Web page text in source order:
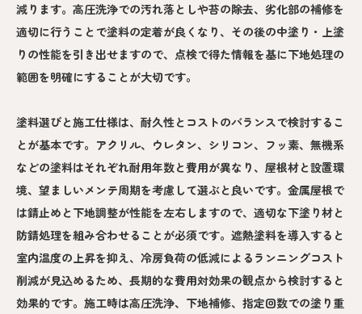
減ります。高圧洗浄での汚れ落としや苔の除去、劣化部の補修を
適切に行うことで塗料の定着が良くなり、その後の中塗り・上塗
りの性能を引き出せますので、点検で得た情報を基に下地処理の
範囲を明確にすることが大切です。
塗料選びと施工仕様は、耐久性とコストのバランスで検討するこ
とが基本です。アクリル、ウレタン、シリコン、フッ素、無機系
などの塗料はそれぞれ耐用年数と費用が異なり、屋根材と設置環
境、望ましいメンテ周期を考慮して選ぶと良いです。金属屋根で
は錆止めと下地調整が性能を左右しますので、適切な下塗り材と
防錆処理を組み合わせることが必須です。遮熱塗料を導入すると
室内温度の上昇を抑え、冷房負荷の低減によるランニングコスト
削減が見込めるため、長期的な費用対効果の観点から検討すると
効果的です。施工時は高圧洗浄、下地補修、指定回数での塗り重